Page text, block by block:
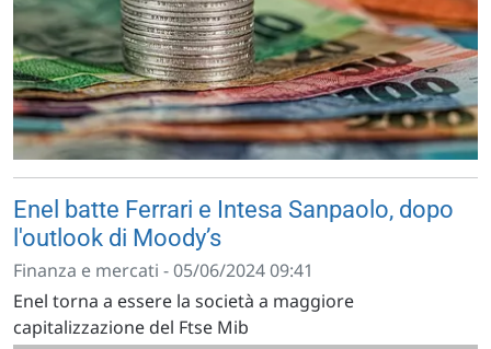
Enel batte Ferrari e Intesa Sanpaolo, dopo
l'outlook di Moody’s
Finanza e mercati - 05/06/2024 09:41
Enel torna a essere la società a maggiore
capitalizzazione del Ftse Mib